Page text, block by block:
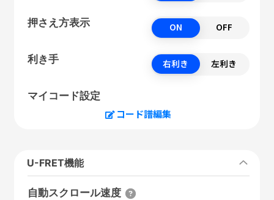
押さえ方表示 ON OFF
利き手 右利き 左利き
マイコード設定
コード譜編集
U-FRET機能
自動スクロール速度